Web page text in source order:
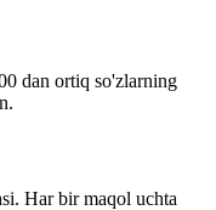
dan ortiq so'zlarning
Har bir maqol uchta